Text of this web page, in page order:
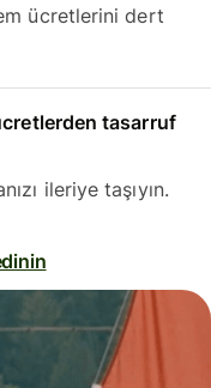
ücretlerini dert
tasarruf
ileriye taşıyın.